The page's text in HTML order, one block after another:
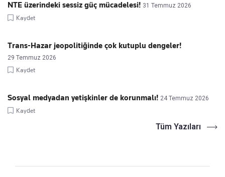
NTE üzerindeki sessiz güç mücadelesi! 31 Temmuz 2026
Kaydet
Trans-Hazar jeopolitiğinde çok kutuplu dengeler!
29 Temmuz 2026
Kaydet
Sosyal medyadan yetişkinler de korunmalı! 24 Temmuz 2026
Kaydet
Tüm Yazıları